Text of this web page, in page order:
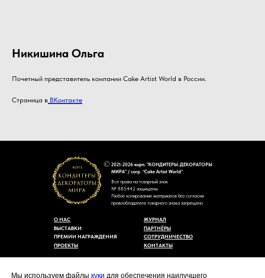
Мы используем файлы куки для обеспечения наилучшего
Никишина Ольга
Почетный представитель компании Cake Artist World в России.
Страница в ВКонтакте
2021-2026 корп. "КОНДИТЕРЫ-ДЕКОРАТОРЫ
МИРА" / corp. “Cake Artist World”
Все права на товарный знак
№ 885442 защищены
Любое копирование материалов без согласия
правообладателя товарного знака запрещено
КОНТАКТЫ
СОТРУДНИЧЕСТВО
ЖУРНАЛ
ПАРТНЁРЫ
ПРЕМИИ НАГРАЖДЕНИЯ
ПРОЕКТЫ
ВЫСТАВКИ
О НАС